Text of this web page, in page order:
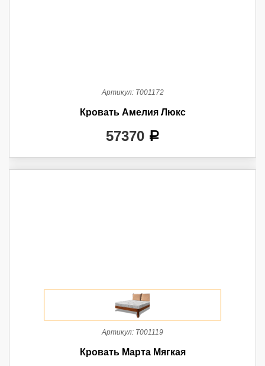
Артикул: Т001172
Кровать Амелия Люкс
57370 a
Артикул: Т001119
Кровать Марта Мягкая